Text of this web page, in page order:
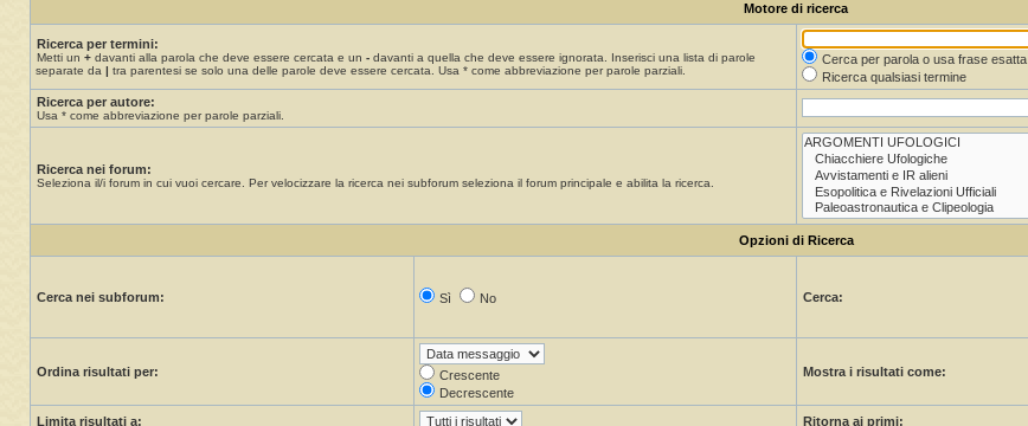
Motore di ricerca
Ricerca per termini:
Metti un + davanti alla parola che deve essere cercata e un - davanti a quella che deve essere ignorata. Inserisci una lista di parole
separate da
tra parentesi se solo una delle parole deve essere cercata. Usa * come abbreviazione per parole parziali.
Cerca per parola o usa frase esatta
Ricerca qualsiasi termine
Ricerca per autore:
Usa * come abbreviazione per parole parziali.
Ricerca nei forum:
Seleziona il/i forum in cui vuoi cercare. Per velocizzare la ricerca nei subforum seleziona il forum principale e abilita la ricerca.
Opzioni di Ricerca
Cerca nei subforum: Sì No Cerca:
Ordina risultati per:
Crescente
Decrescente
Mostra i risultati come:
Limita risultati a: Ritorna ai primi: